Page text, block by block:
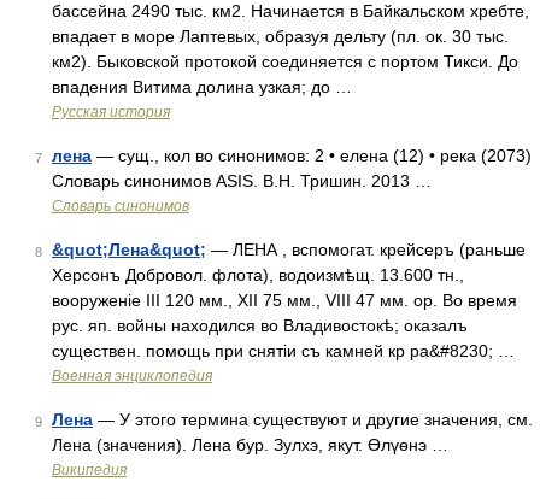
бассейна 2490 тыс. км2. Начинается в Байкальском хребте,
впадает в море Лаптевых, образуя дельту (пл. ок. 30 тыс.
км2). Быковской протокой соединяется с портом Тикси. До
впадения Витима долина узкая; до …
Русская история
7 лена — сущ., кол во синонимов: 2 • елена (12) • река (2073)
Словарь синонимов ASIS. В.Н. Тришин. 2013 …
Словарь синонимов
8 &quot;Лена&quot; — ЛЕНА , вспомогат. крейсеръ (раньше
Херсонъ Добровол. флота), водоизмѣщ. 13.600 тн.,
вооруженіе III 120 мм., XII 75 мм., VIII 47 мм. ор. Во время
рус. яп. войны находился во Владивостокѣ; оказалъ
существен. помощь при снятіи съ камней кр ра&#8230; …
Военная энциклопедия
9 Лена — У этого термина существуют и другие значения, см.
Лена (значения). Лена бур. Зулхэ, якут. Өлүөнэ …
Википедия